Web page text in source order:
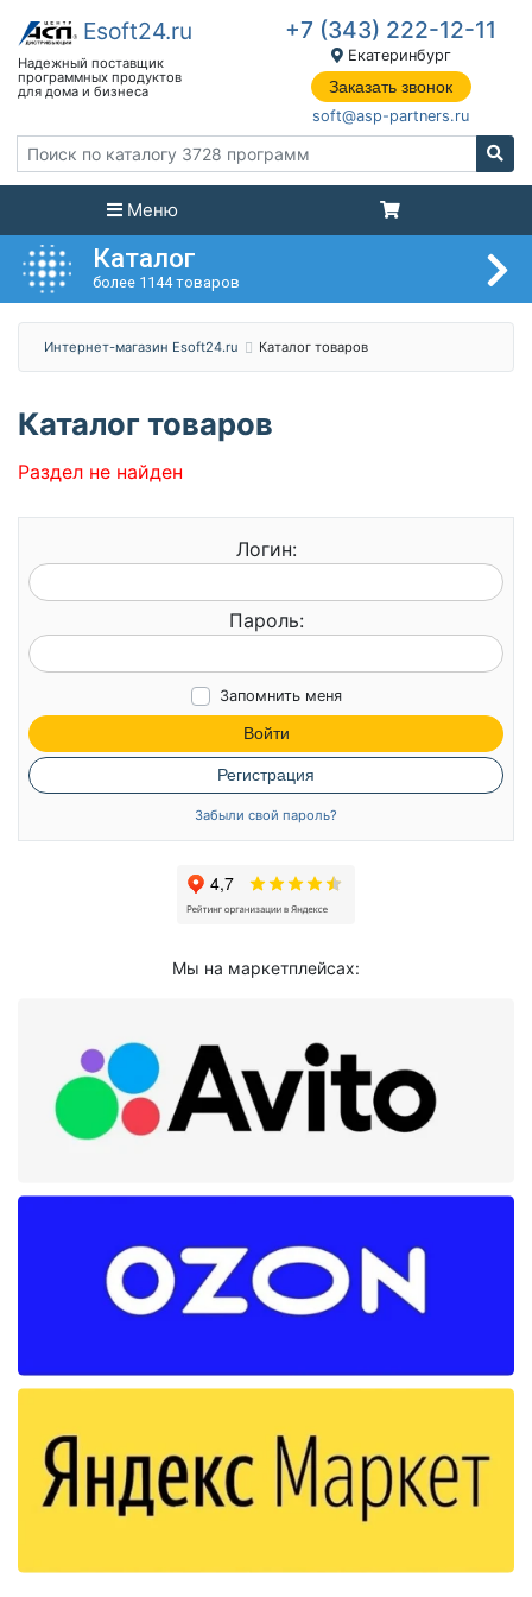
+7 (343) 222-12-11
Екатеринбург
Заказать звонок
soft@asp-partners.ru
Меню
Каталог
более 1144 товаров
Интернет-магазин Esoft24.ru Каталог товаров
Каталог товаров
Раздел не найден
Логин:
Пароль:
Запомнить меня
Войти
Регистрация
Забыли свой пароль?
Мы на маркетплейсах: